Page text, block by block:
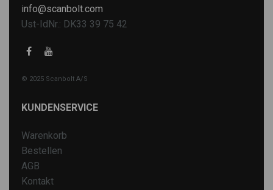
info@scanbolt.com
Ust-IdNr.: DK33 39 75 42
© 2025 Scanbolt A/S
KUNDENSERVICE
Warenkorb
Bestellen
AGB
Kontakt